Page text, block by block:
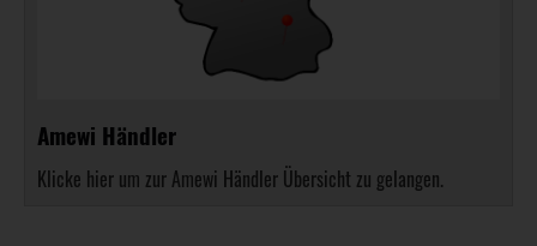
Amewi Händler
Klicke hier um zur Amewi Händler Übersicht zu gelangen.